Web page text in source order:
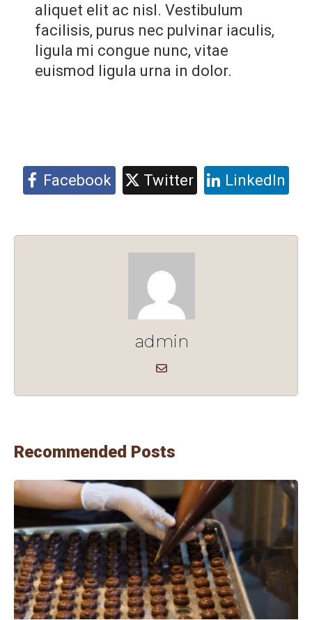
aliquet elit ac nisl. Vestibulum
facilisis, purus nec pulvinar iaculis,
ligula mi congue nunc, vitae
euismod ligula urna in dolor.
Facebook Twitter LinkedIn
admin
Recommended Posts